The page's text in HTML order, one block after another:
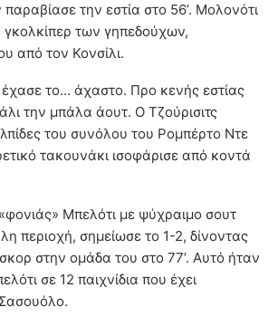
παραβίασε την εστία στο 56’. Μολονότι
γκολκίπερ των γηπεδούχων,
από τον Κονσίλι.
το… άχαστο. Προ κενής εστίας
την μπάλα άουτ. Ο Τζούρισιτς
του συνόλου του Ρομπέρτο Ντε
τακουνάκι ισοφάρισε από κοντά
Μπελότι με ψύχραιμο σουτ
περιοχή, σημείωσε το 1-2, δίνοντας
στην ομάδα του στο 77’. Αυτό ήταν
σε 12 παιχνίδια που έχει
Σασουόλο.